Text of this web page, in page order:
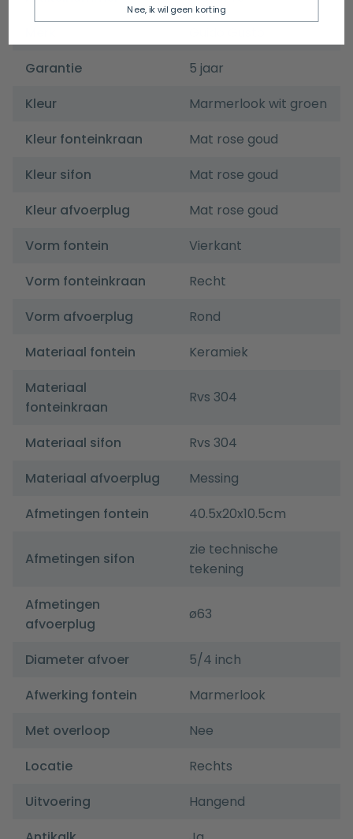
Garantie
5 jaar
Kleur
Marmerlook wit groen
Kleur fonteinkraan
Mat rose goud
Kleur sifon
Mat rose goud
Kleur afvoerplug
Mat rose goud
Vorm fontein
Vierkant
Vorm fonteinkraan
Recht
Vorm afvoerplug
Rond
Materiaal fontein
Keramiek
Materiaal
fonteinkraan
Rvs 304
Materiaal sifon
Rvs 304
Materiaal afvoerplug
Messing
Afmetingen fontein
40.5x20x10.5cm
Afmetingen sifon
zie technische
tekening
Afmetingen
afvoerplug
ø63
Diameter afvoer
5/4 inch
Afwerking fontein
Marmerlook
Met overloop
Nee
Locatie
Rechts
Uitvoering
Hangend
Nee, ik wil geen korting